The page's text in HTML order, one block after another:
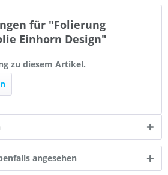
für "Folierung
Einhorn Design"
zu diesem Artikel.
angesehen